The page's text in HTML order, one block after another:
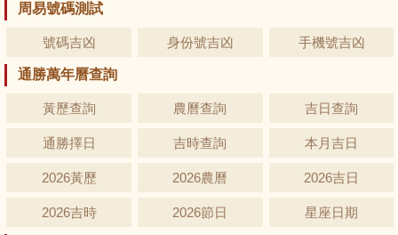
周易號碼測試
號碼吉凶 身份號吉凶 手機號吉凶
通勝萬年曆查詢
黃歷查詢 農曆查詢 吉日查詢
通勝擇日 吉時查詢 本月吉日
2026黃歷 2026農曆 2026吉日
2026吉時 2026節日 星座日期